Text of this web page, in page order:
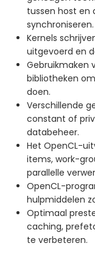
tussen host en
synchroniseren.
Kernels
uitgevoerd en
Gebruikmaken
bibliotheken
doen.
Verschillende
constant of
databeheer.
Het OpenCL-
items, work-
parallelle
OpenCL-
hulpmiddelen
Optimaal
caching,
te verbeteren.